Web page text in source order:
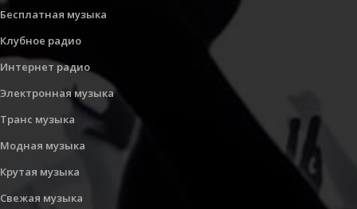
Бесплатная музыка
Клубное радио
Интернет радио
Электронная музыка
Транс музыка
Модная музыка
Крутая музыка
Свежая музыка